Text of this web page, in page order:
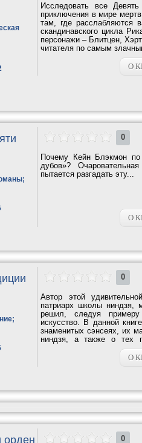
Исследовать все
приключения в мире
там, где расслабляются
скандинавского цикла
персонажи – Блитцен,
читателя по самым
О
;
0
Почему Кейн Блэкмон по
дубов»?
пытается разгадать эту...
О
;
0
Автор этой
патриарх школы ниндзя,
решил, следуя примеру
искусство. В данной
знаменитых сэнсеях, их
ниндзя, а также о тех
О
орден 0